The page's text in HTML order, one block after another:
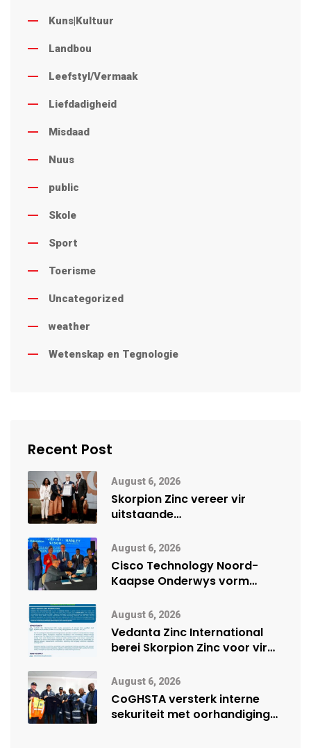
Kuns|Kultuur
Landbou
Leefstyl/Vermaak
Liefdadigheid
Misdaad
Nuus
public
Skole
Sport
Toerisme
Uncategorized
weather
Wetenskap en Tegnologie
Recent Post
August 6, 2026
Skorpion Zinc vereer vir
uitstaande
Namibië Mynbou Ekspo
August 6, 2026
Cisco Technology Noord-
Kaapse Onderwys vorm
vennootskap
August 6, 2026
Vedanta Zinc International
berei Skorpion Zinc voor vir
August 6, 2026
CoGHSTA versterk interne
sekuriteit met oorhandiging